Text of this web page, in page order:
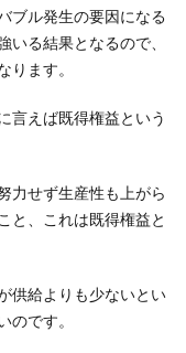
ブル発生の要因になる
いる結果となるので、
ります。
言えば既得権益という
力せず生産性も上がら
と、これは既得権益と
供給よりも少ないとい
のです。